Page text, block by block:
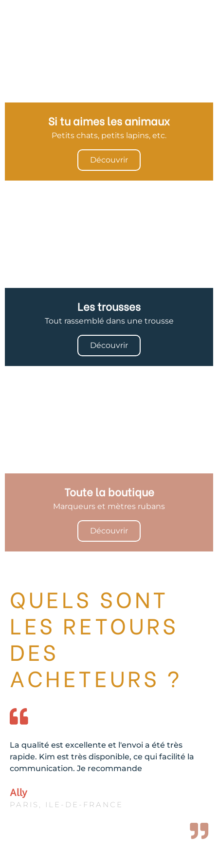
Si tu aimes les animaux
Petits chats, petits lapins, etc.
Découvrir
Les trousses
Tout rassemblé dans une trousse
Découvrir
Toute la boutique
Marqueurs et mètres rubans
Découvrir
QUELS SONT
LES RETOURS
DES
ACHETEURS ?
La qualité est excellente et l'envoi a été très
rapide. Kim est très disponible, ce qui facilité la
communication. Je recommande
Ally
PARIS, ILE-DE-FRANCE